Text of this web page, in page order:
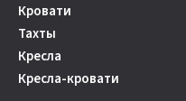
Кровати
Тахты
Кресла
Кресла-кровати